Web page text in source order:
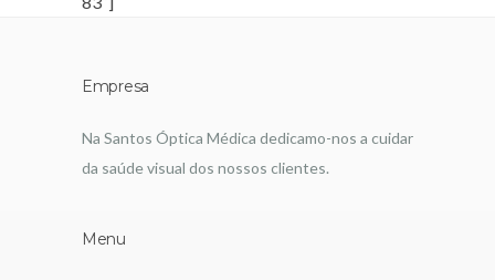
Empresa
Na Santos Óptica Médica dedicamo-nos a cuidar
da saúde visual dos nossos clientes.
Menu